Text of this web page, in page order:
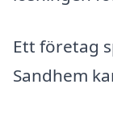
Ett företag
Sandhem